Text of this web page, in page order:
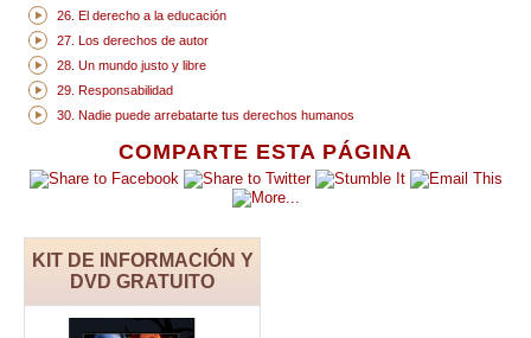
COMPARTE ESTA PÁGINA
KIT DE INFORMACIÓN Y
DVD GRATUITO
26. El derecho a la educación
27. Los derechos de autor
28. Un mundo justo y libre
29. Responsabilidad
30. Nadie puede arrebatarte tus derechos humanos